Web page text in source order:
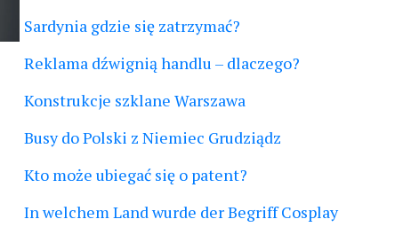
Sardynia gdzie się zatrzymać?
Reklama dźwignią handlu – dlaczego?
Konstrukcje szklane Warszawa
Busy do Polski z Niemiec Grudziądz
Kto może ubiegać się o patent?
In welchem Land wurde der Begriff Cosplay